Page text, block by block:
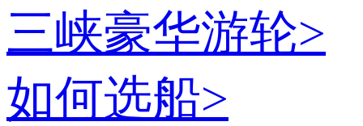
三峡豪华游轮>
如何选船>